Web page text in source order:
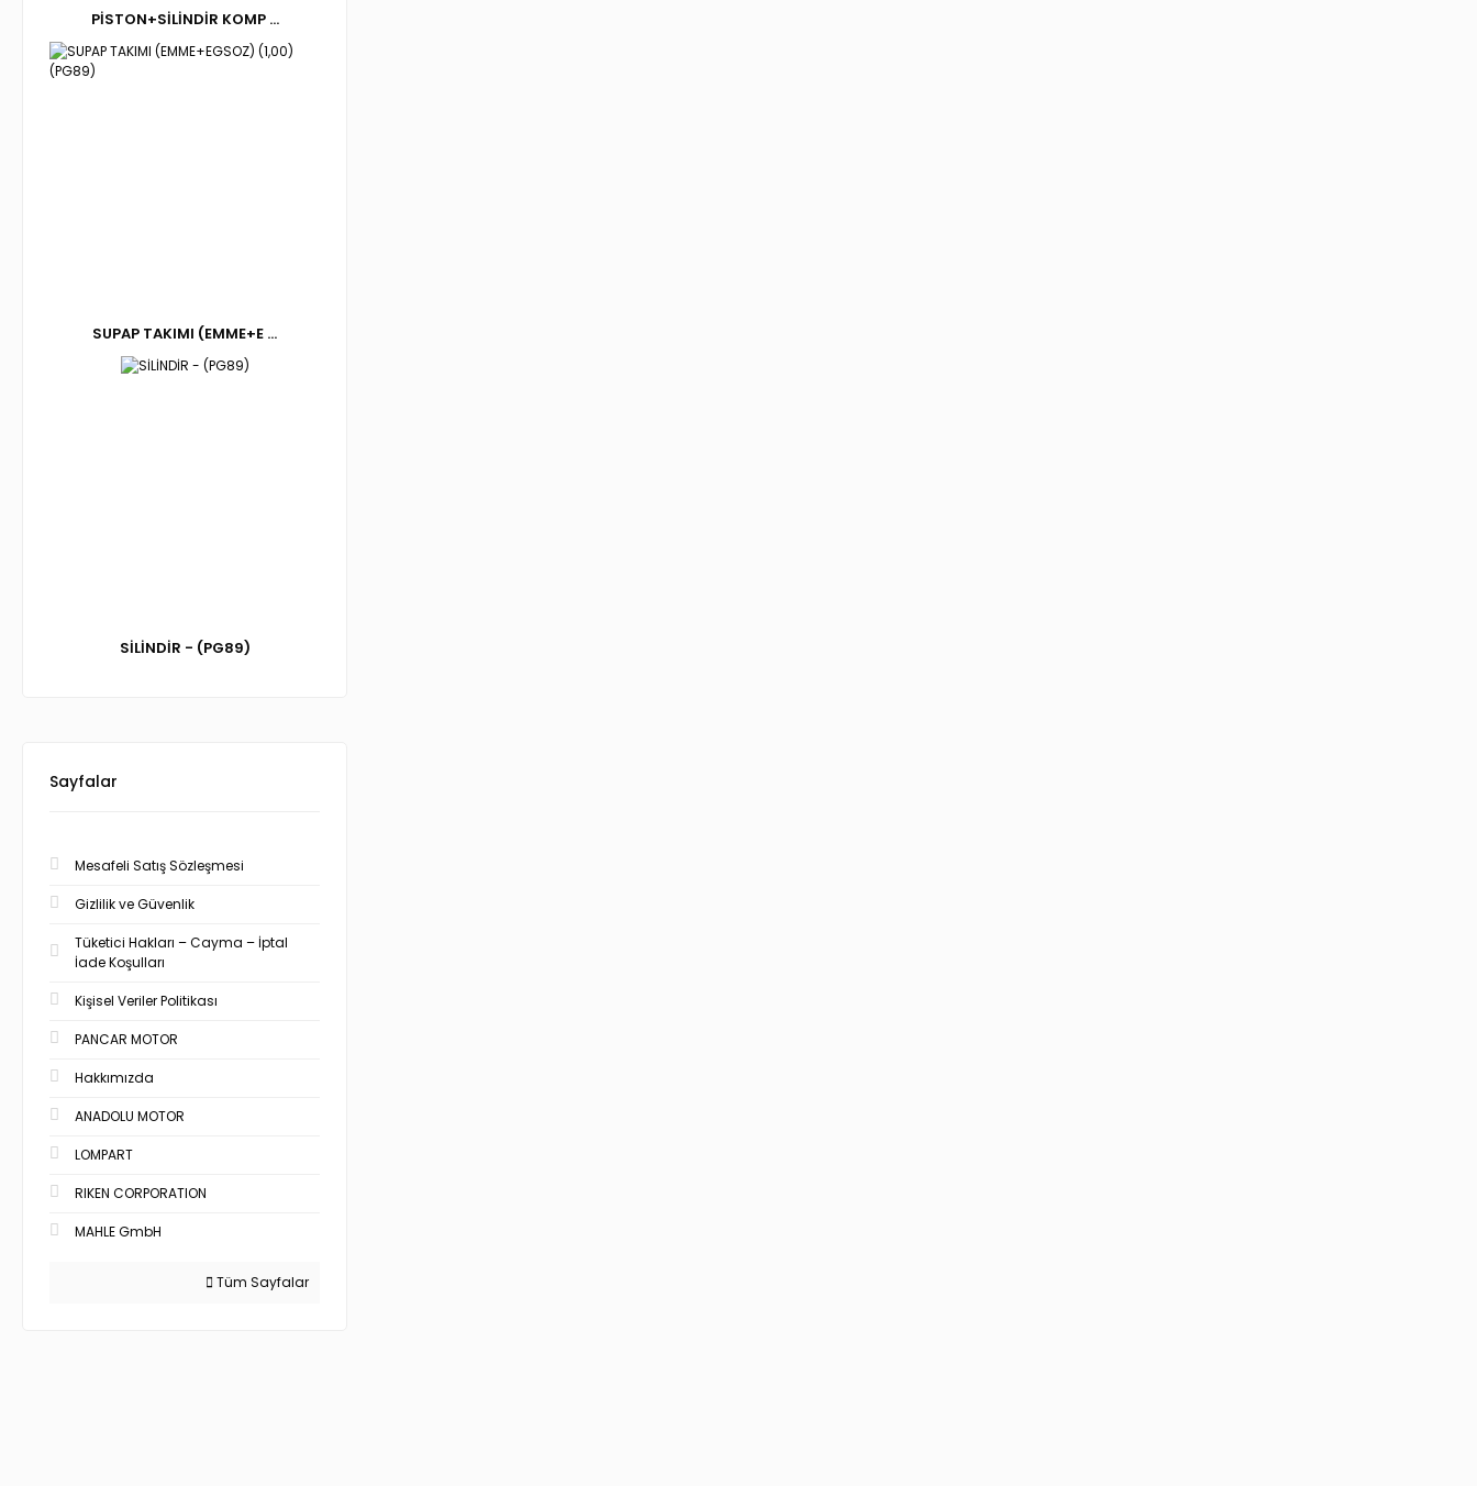
PİSTON+SİLİNDİR KOMP ...
SUPAP TAKIMI (EMME+E ...
SİLİNDİR - (PG89)
Sayfalar
Mesafeli Satış Sözleşmesi
Gizlilik ve Güvenlik
Tüketici Hakları – Cayma – İptal
İade Koşulları
Kişisel Veriler Politikası
PANCAR MOTOR
Hakkımızda
ANADOLU MOTOR
LOMPART
RIKEN CORPORATION
MAHLE GmbH
Tüm Sayfalar